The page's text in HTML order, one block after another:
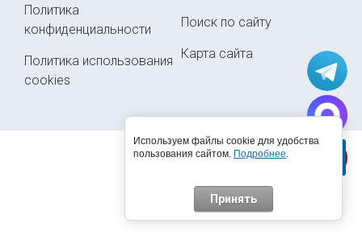
Политика
конфиденциальности
Политика использования
cookies
Поиск по сайту
Карта сайта
© 2015 - 2026
Используем файлы cookie для удобства
пользования сайтом. Подробнее.
Принять